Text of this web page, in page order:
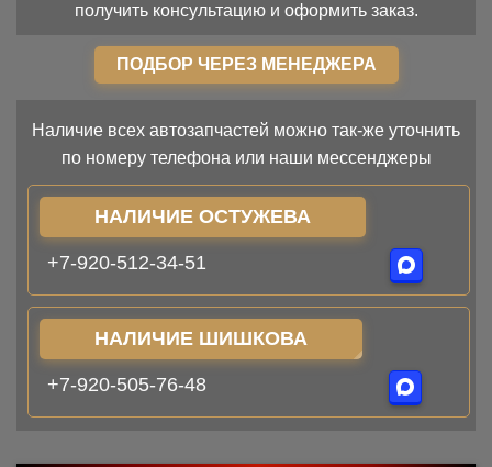
получить консультацию и оформить заказ.
ПОДБОР ЧЕРЕЗ МЕНЕДЖЕРА
Наличие всех автозапчастей можно так-же уточнить
по номеру телефона или наши мессенджеры
НАЛИЧИЕ ОСТУЖЕВА
+7-920-512-34-51
НАЛИЧИЕ ШИШКОВА
+7-920-505-76-48